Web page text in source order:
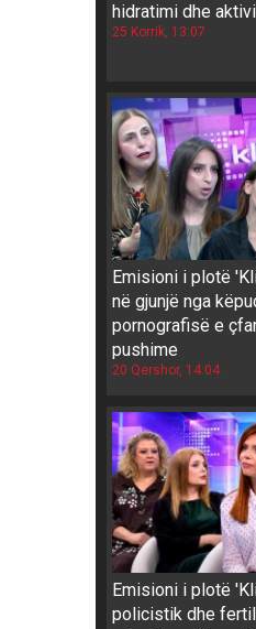
hidratimi dhe
25 Korrik, 13:07
Emisioni i plotë
në gjunjë nga
pornografisë e
pushime
20 Qershor, 14:04
Emisioni i plotë
policistik dhe